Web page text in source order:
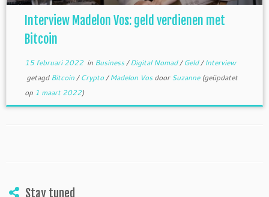
Interview Madelon Vos: geld verdienen met
Bitcoin
15 februari 2022in Business/Digital Nomad/Geld/Interview
getagdBitcoin/Crypto/Madelon VosdoorSuzanne(geüpdatet
op 1 maart 2022)
Stay tuned